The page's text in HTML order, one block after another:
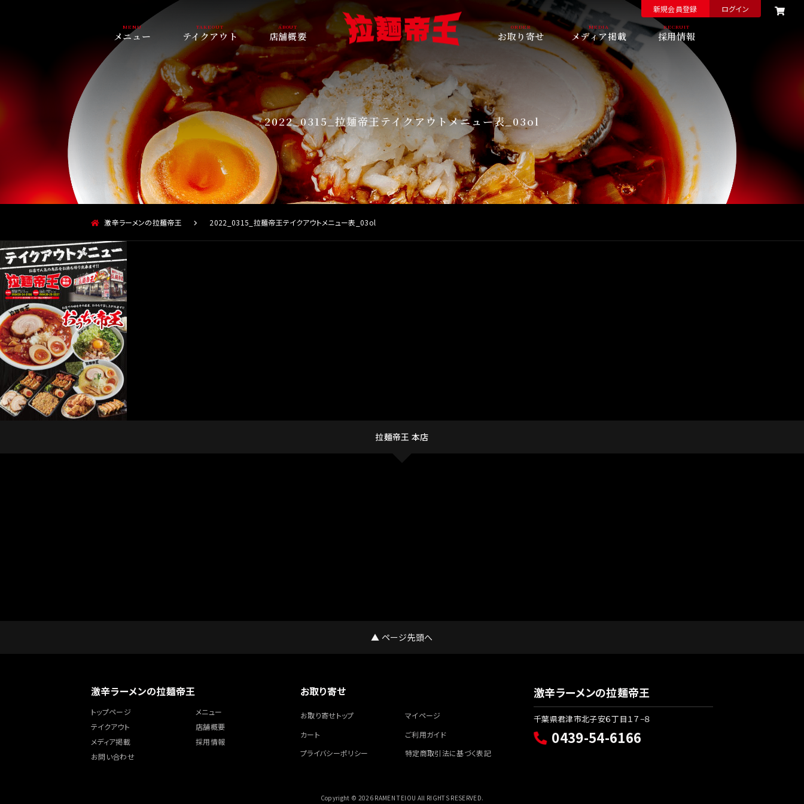
メニュー テイクアウト 店舗概要 お取り寄せ メディア掲載 採用情報
新規会員登録 ログイン
2022_0315_拉麺帝王テイクアウトメニュー表_03ol
激辛ラーメンの拉麺帝王 2022_0315_拉麺帝王テイクアウトメニュー表_03ol
拉麺帝王 本店
▲ ページ先頭へ
激辛ラーメンの拉麺帝王
千葉県君津市北子安６丁目１７−８
0439-54-6166
激辛ラーメンの拉麺帝王
トップページ
メニュー
テイクアウト
店舗概要
メディア掲載
採用情報
お問い合わせ
お取り寄せ
お取り寄せトップ
マイページ
カート
ご利用ガイド
プライバシーポリシー
特定商取引法に基づく表記
Copyright © 2026 RAMEN TEIOU All RIGHTS RESERVED.